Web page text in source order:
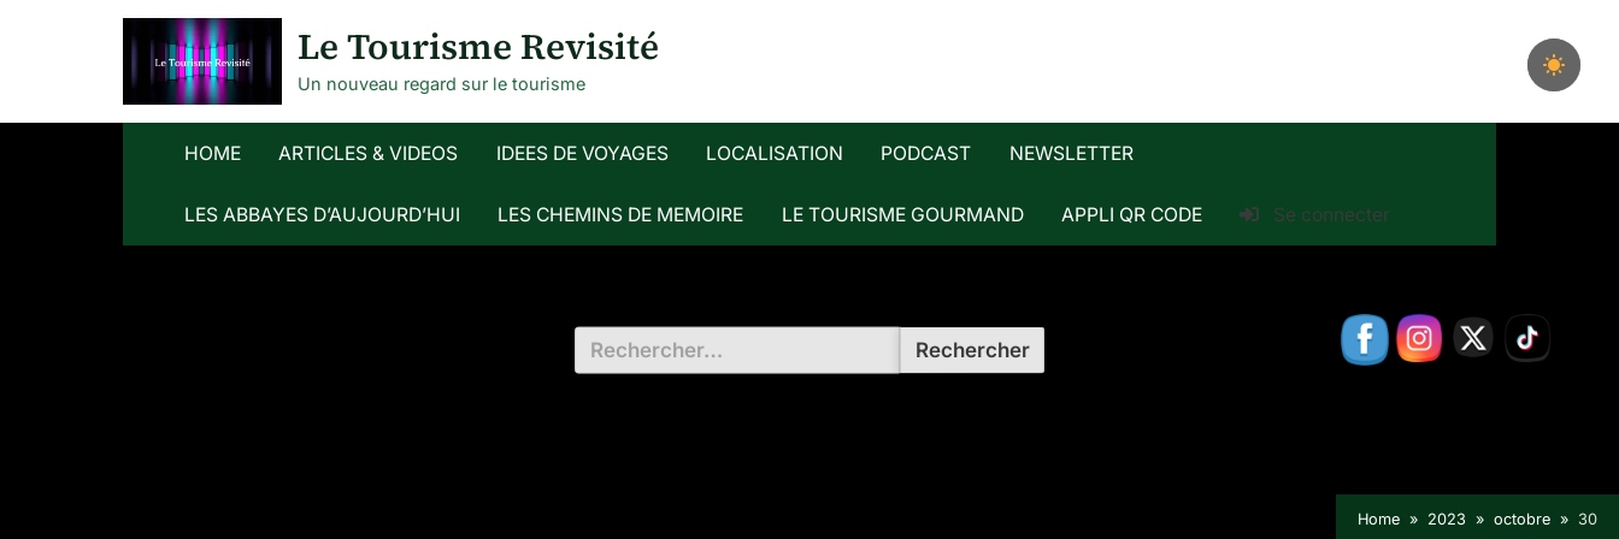
Le Tourisme Revisité
Un nouveau regard sur le tourisme
HOME ARTICLES & VIDEOS IDEES DE VOYAGES LOCALISATION PODCAST NEWSLETTER
LES ABBAYES D’AUJOURD’HUI LES CHEMINS DE MEMOIRE LE TOURISME GOURMAND APPLI QR CODE Se connecter
Rechercher :
Home 2023 octobre 30